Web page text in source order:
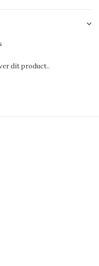
dit product..